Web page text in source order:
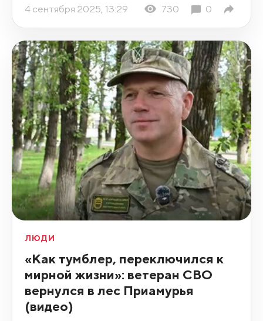
4 сентября 2025, 13:29 730 0
ЛЮДИ
«Как тумблер, переключился к
мирной жизни»: ветеран СВО
вернулся в лес Приамурья
(видео)